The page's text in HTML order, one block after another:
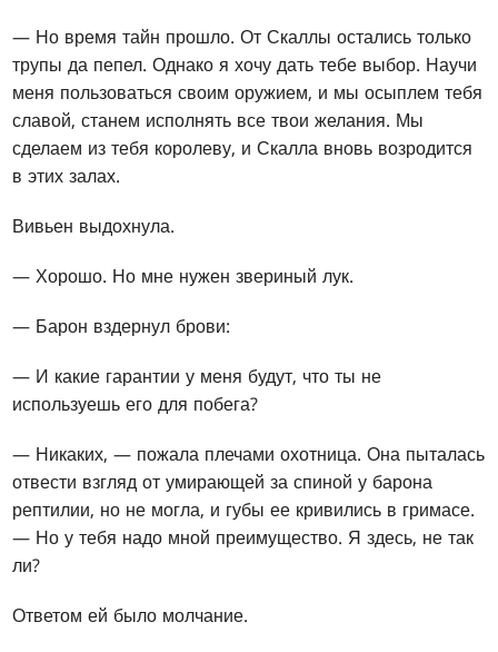
— Но время тайн прошло. От Скаллы остались только
трупы да пепел. Однако я хочу дать тебе выбор. Научи
меня пользоваться своим оружием, и мы осыплем тебя
славой, станем исполнять все твои желания. Мы
сделаем из тебя королеву, и Скалла вновь возродится
в этих залах.
Вивьен выдохнула.
— Хорошо. Но мне нужен звериный лук.
— Барон вздернул брови:
— И какие гарантии у меня будут, что ты не
используешь его для побега?
— Никаких, — пожала плечами охотница. Она пыталась
отвести взгляд от умирающей за спиной у барона
рептилии, но не могла, и губы ее кривились в гримасе.
— Но у тебя надо мной преимущество. Я здесь, не так
ли?
Ответом ей было молчание.